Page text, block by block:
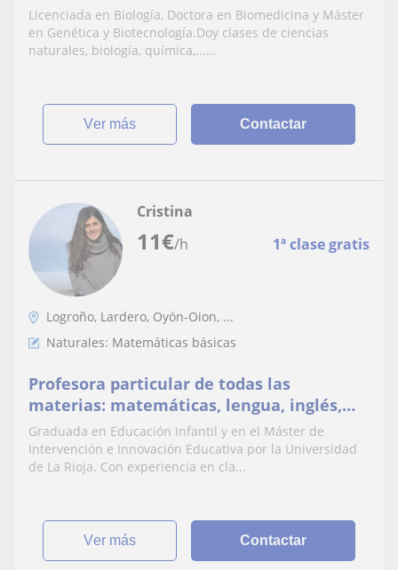
Licenciada en Biología, Doctora en Biomedicina y Máster
en Genética y Biotecnología.Doy clases de ciencias
naturales, biología, química,......
ver más Contactar
11€/h 1ª clase gratis
Cristina
Logroño, Lardero, Oyón-Oion, ...
Naturales: Matemáticas básicas
Profesora particular de todas las
materias: matemáticas, lengua, inglés,
sociales, naturales
Graduada en Educación Infantil y en el Máster de
Intervención e Innovación Educativa por la Universidad
de La Rioja. Con experiencia en cla...
ver más Contactar